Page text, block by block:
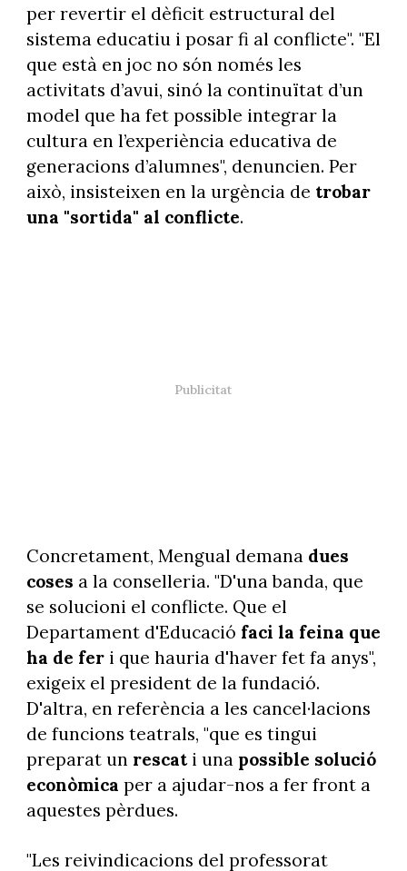
per revertir el dèficit estructural del
sistema educatiu i posar fi al conflicte". "El
que està en joc no són només les
activitats d’avui, sinó la continuïtat d’un
model que ha fet possible integrar la
cultura en l’experiència educativa de
generacions d’alumnes", denuncien. Per
això, insisteixen en la urgència de trobar
una "sortida" al conflicte.
Concretament, Mengual demana dues
coses a la conselleria. "D'una banda, que
se solucioni el conflicte. Que el
Departament d'Educació faci la feina que
ha de feri que hauria d'haver fet fa anys",
exigeix el president de la fundació.
D'altra, en referència a les cancel·lacions
de funcions teatrals, "que es tingui
preparat un rescat i una possible solució
econòmica per a ajudar-nos a fer front a
aquestes pèrdues.
"Les reivindicacions del professorat